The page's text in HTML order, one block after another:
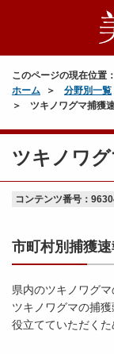
このページの現在位置：
ホーム
分野別一覧
ツキノワグマ捕獲
ツキノワ
コンテンツ番号：
市町村別捕獲速
県内のツキノワグマ
ツキノワグマの捕
役立てていただくた